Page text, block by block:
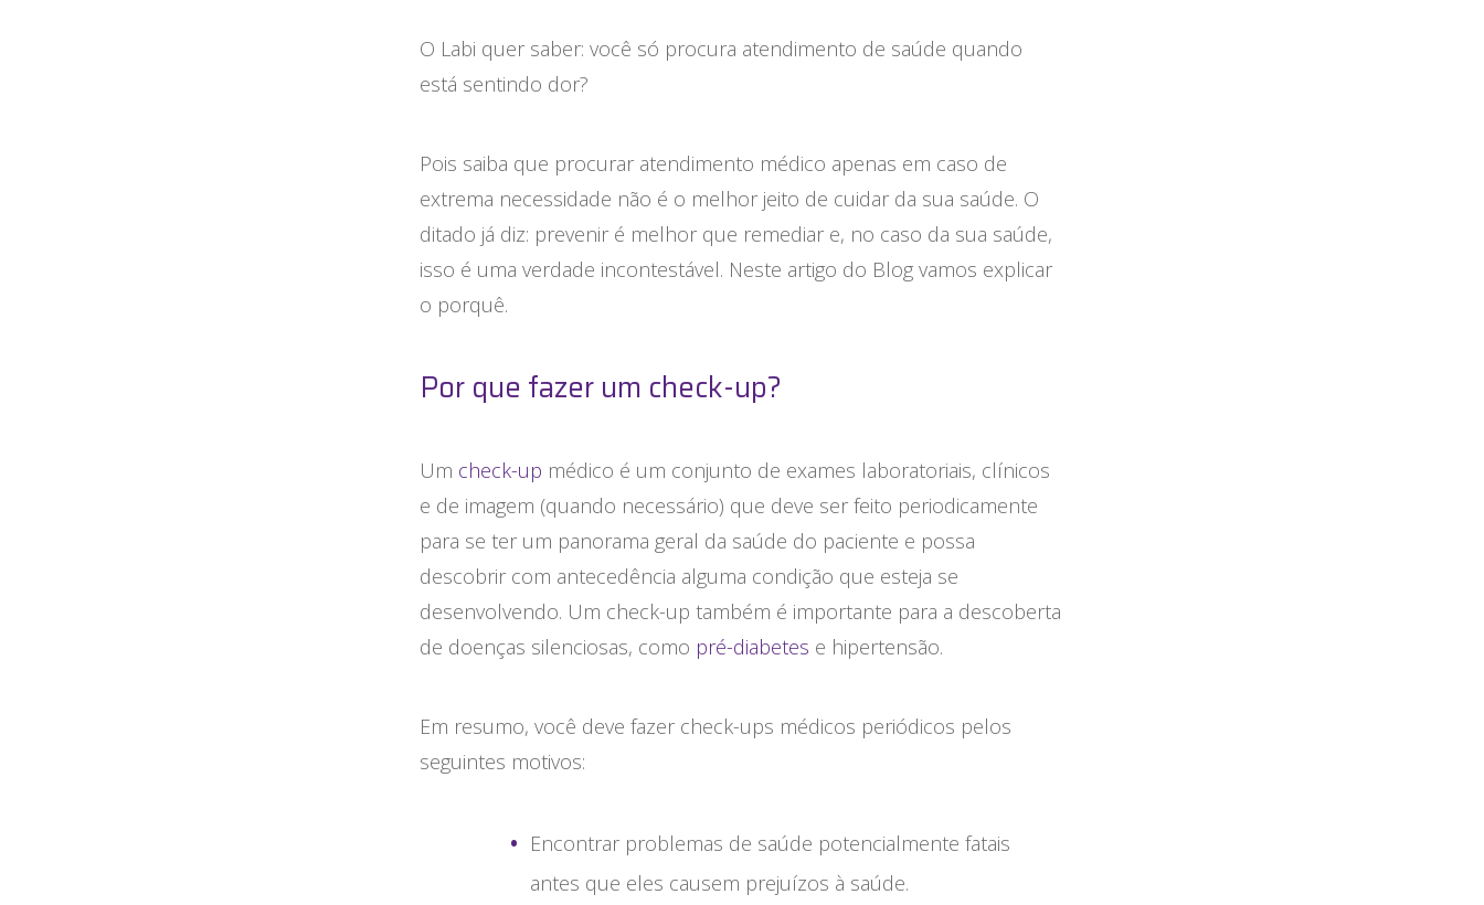
O Labi quer saber: você só procura atendimento de saúde quando
está sentindo dor?
Pois saiba que procurar atendimento médico apenas em caso de
extrema necessidade não é o melhor jeito de cuidar da sua saúde. O
ditado já diz: prevenir é melhor que remediar e, no caso da sua saúde,
isso é uma verdade incontestável. Neste artigo do Blog vamos explicar
o porquê.
Por que fazer um check-up?
Um check-up médico é um conjunto de exames laboratoriais, clínicos
e de imagem (quando necessário) que deve ser feito periodicamente
para se ter um panorama geral da saúde do paciente e possa
descobrir com antecedência alguma condição que esteja se
desenvolvendo. Um check-up também é importante para a descoberta
de doenças silenciosas, como pré-diabetes e hipertensão.
Em resumo, você deve fazer check-ups médicos periódicos pelos
seguintes motivos:
Encontrar problemas de saúde potencialmente fatais
antes que eles causem prejuízos à saúde.